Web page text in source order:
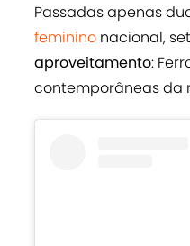
Passadas apenas
feminino nacional,
aproveitamento:
contemporâneas da